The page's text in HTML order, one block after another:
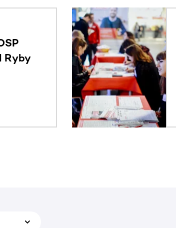
Tab lub przesuń palcem, aby zobaczyć
Ryby